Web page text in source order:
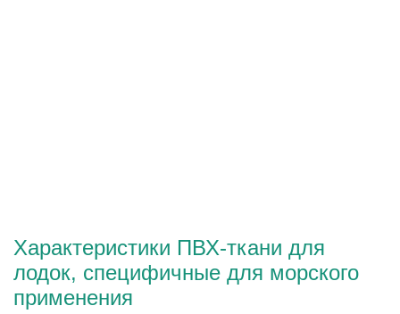
Характеристики ПВХ-ткани для
лодок, специфичные для морского
применения